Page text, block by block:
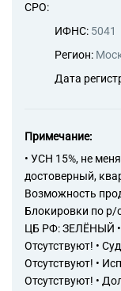
СРО:
ИФНС: 5041
Регион:
Дата
Примечание:
• УСН 15%, не
достоверный,
Возможность
Блокировки по р/
ЦБ РФ: ЗЕЛЁНЫЙ •
Отсутствуют! •
Отсутствуют! •
Отсутствуют! •